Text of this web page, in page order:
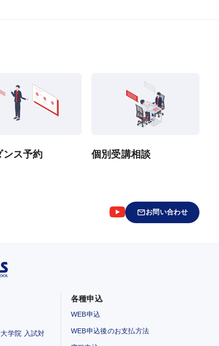
ンス予約 個別受講相談
お問い合わせ
学院 入試対
各種申込
WEB申込
WEB申込後のお支払方法